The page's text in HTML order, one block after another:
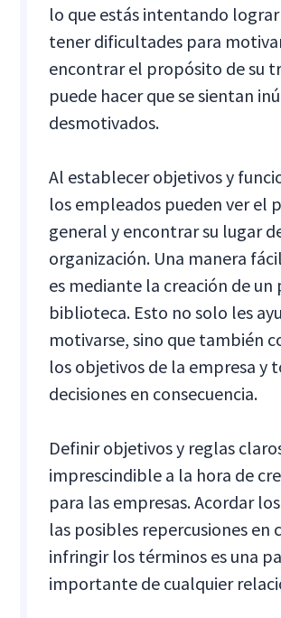
lo que estás intentando
tener dificultades para
encontrar el propósito de su
puede hacer que se sientan
desmotivados.
Al establecer objetivos y
los empleados pueden ver el
general y encontrar su lugar
organización. Una manera
es mediante la creación de un
biblioteca. Esto no solo les
motivarse, sino que también
los objetivos de la empresa y
decisiones en consecuencia.
Definir objetivos y reglas
imprescindible a la hora de
para las empresas. Acordar
las posibles repercusiones en
infringir los términos es una
importante de cualquier